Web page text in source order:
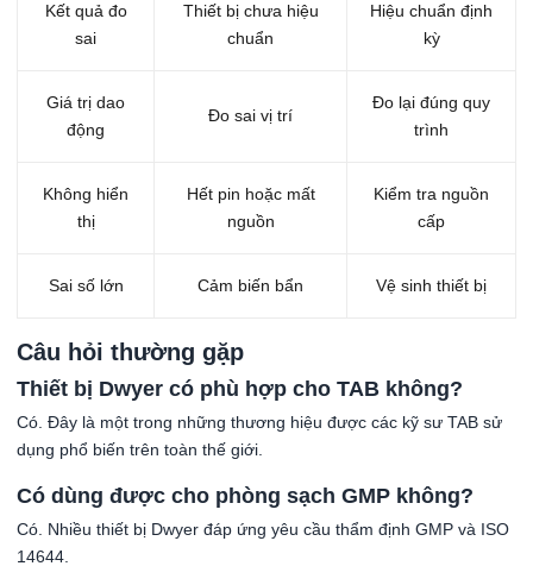
Kết quả đo
sai
Thiết bị chưa hiệu
chuẩn
Hiệu chuẩn định
kỳ
Giá trị dao
động
Đo sai vị trí
Đo lại đúng quy
trình
Không hiển
thị
Hết pin hoặc mất
nguồn
Kiểm tra nguồn
cấp
Sai số lớn Cảm biến bẩn Vệ sinh thiết bị
Câu hỏi thường gặp
Thiết bị Dwyer có phù hợp cho TAB không?
Có. Đây là một trong những thương hiệu được các kỹ sư TAB sử
dụng phổ biến trên toàn thế giới.
Có dùng được cho phòng sạch GMP không?
Có. Nhiều thiết bị Dwyer đáp ứng yêu cầu thẩm định GMP và ISO
14644.